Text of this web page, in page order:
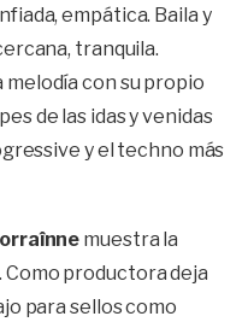
empática. Baila y
tranquila.
melodía con su propio
de las idas y venidas
y el techno más
muestra la
Como productora deja
para sellos como